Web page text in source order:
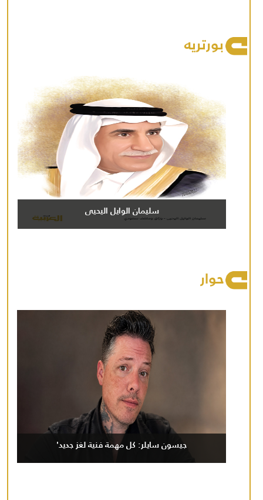
بورتريه
سليمان الوايل اليحيى
حوار
جيسون سايلر: كل مهمة فنية لغز جديد'